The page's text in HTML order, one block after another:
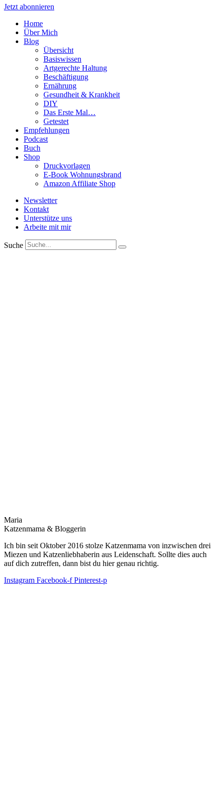
Jetzt abonnieren
Home
Über Mich
Blog
Übersicht
Basiswissen
Artgerechte Haltung
Beschäftigung
Ernährung
Gesundheit & Krankheit
DIY
Das Erste Mal…
Getestet
Empfehlungen
Podcast
Buch
Shop
Druckvorlagen
E-Book Wohnungsbrand
Amazon Affiliate Shop
Newsletter
Kontakt
Unterstütze uns
Arbeite mit mir
Suche
Maria
Katzenmama & Bloggerin
Ich bin seit Oktober 2016 stolze Katzenmama von inzwischen drei
Miezen und Katzenliebhaberin aus Leidenschaft. Sollte dies auch
auf dich zutreffen, dann bist du hier genau richtig.
Instagram Facebook-f Pinterest-p